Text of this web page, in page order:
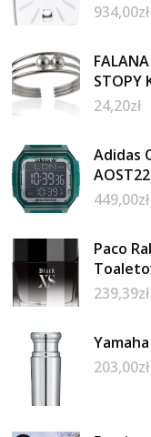
934,00zł
FALANA
STOPY
24,20zł
Adidas
449,00zł
Paco
239,39zł
203,00zł